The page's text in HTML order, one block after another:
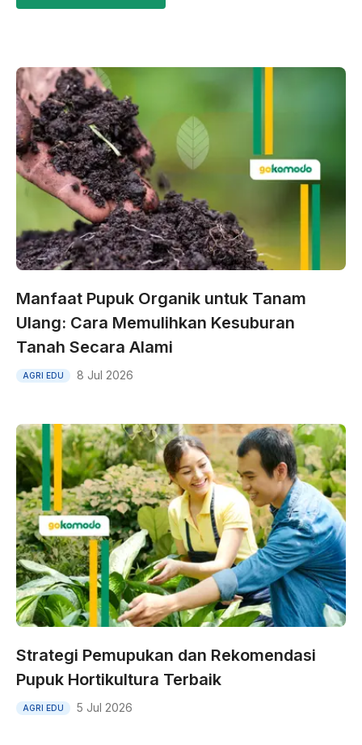
Manfaat Pupuk Organik untuk Tanam
Ulang: Cara Memulihkan Kesuburan
Tanah Secara Alami
AGRI EDU 8 Jul 2026
Strategi Pemupukan dan Rekomendasi
Pupuk Hortikultura Terbaik
AGRI EDU 5 Jul 2026